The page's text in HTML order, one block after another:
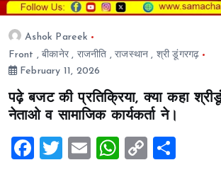
Ashok Pareek
Front ,बीकानेर , राजनीति ,राजस्थान , श्री डूंगरगढ़
February 11, 2026
पढ़े बजट की प्रतिक्रिया, क्या कहा
नेताओ व सामाजिक कार्यकर्ता ने।
F
T
E
W
C